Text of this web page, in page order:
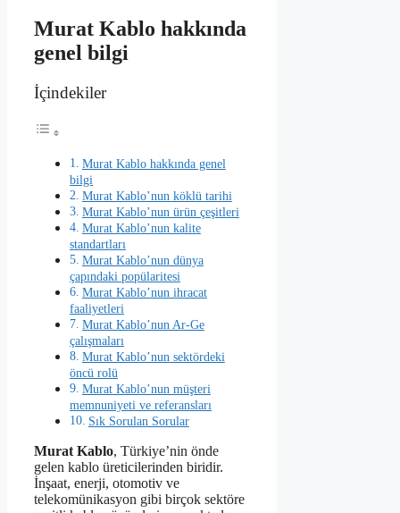
Murat Kablo hakkında
genel bilgi
İçindekiler
Murat Kablo hakkında genel
bilgi
Murat Kablo’nun köklü tarihi
Murat Kablo’nun ürün çeşitleri
Murat Kablo’nun kalite
standartları
Murat Kablo’nun dünya
çapındaki popülaritesi
Murat Kablo’nun ihracat
faaliyetleri
Murat Kablo’nun Ar-Ge
çalışmaları
Murat Kablo’nun sektördeki
öncü rolü
Murat Kablo’nun müşteri
memnuniyeti ve referansları
Sık Sorulan Sorular
Murat Kablo, Türkiye’nin önde
gelen kablo üreticilerinden biridir.
İnşaat, enerji, otomotiv ve
telekomünikasyon gibi birçok sektöre